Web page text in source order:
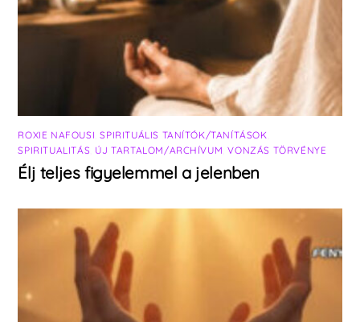
ROXIE NAFOUSI ,SPIRITUÁLIS TANÍTÓK/TANÍTÁSOK
SPIRITUALITÁS ÚJ TARTALOM/ARCHÍVUM ,VONZÁS TÖRVÉNYE
Élj teljes figyelemmel a jelenben